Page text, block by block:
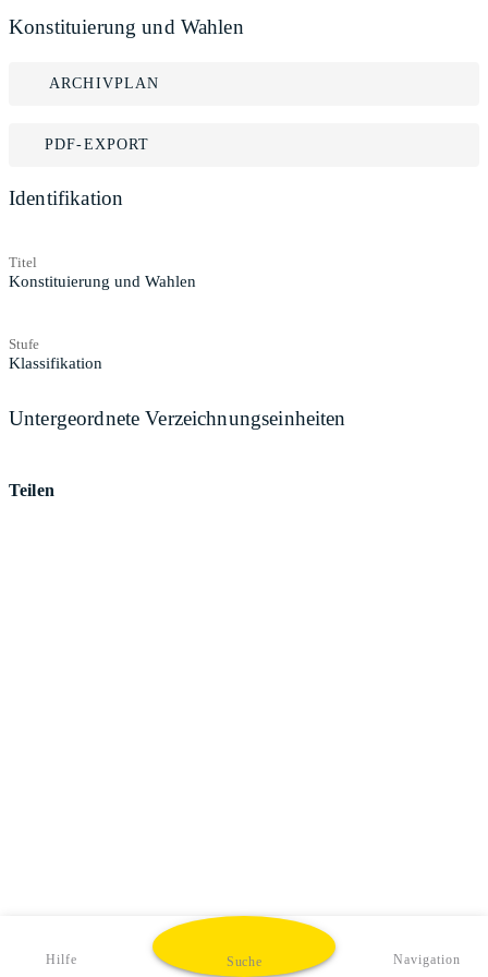
Konstituierung und Wahlen
ARCHIVPLAN
PDF-EXPORT
Identifikation
Titel
Konstituierung und Wahlen
Stufe
Klassifikation
Untergeordnete Verzeichnungseinheiten
Teilen
Hilfe Suche Navigation